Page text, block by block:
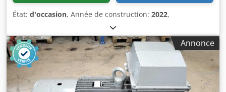
État: d'occasion, Année de construction: 2022,
Annonce